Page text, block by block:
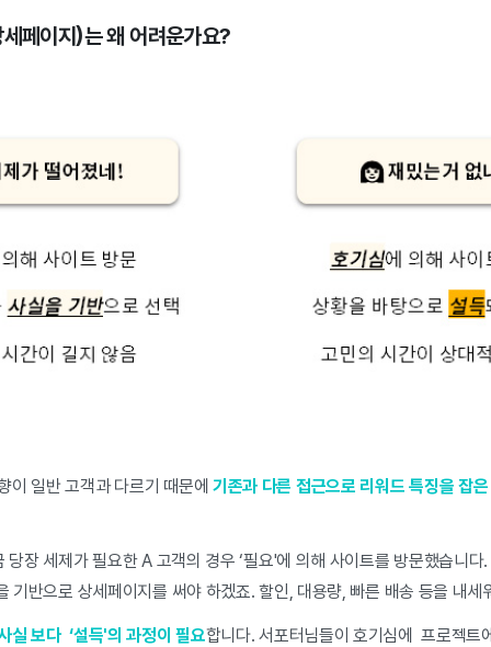
페이지)는 왜 어려운가요?
이 일반 고객과 다르기 때문에 기존과 다른 접근으로 리워드 특징을 잡
당장 세제가 필요한 A 고객의 경우 ‘필요'에 의해 사이트를 방문했습니
기반으로 상세페이지를 써야 하겠죠. 할인, 대용량, 빠른 배송 등을 내세
실 보다 ‘설득'의 과정이 필요합니다. 서포터님들이 호기심에 프로젝트